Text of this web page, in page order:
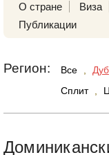
О стране
Виза
Публикации
Регион: Все
Сплит